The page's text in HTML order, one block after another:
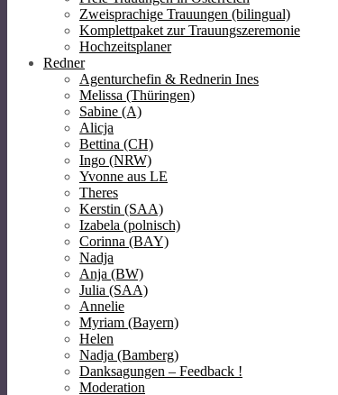
Zweisprachige Trauungen (bilingual)
Komplettpaket zur Trauungszeremonie
Hochzeitsplaner
Redner
Agenturchefin & Rednerin Ines
Melissa (Thüringen)
Sabine (A)
Alicja
Bettina (CH)
Ingo (NRW)
Yvonne aus LE
Theres
Kerstin (SAA)
Izabela (polnisch)
Corinna (BAY)
Nadja
Anja (BW)
Julia (SAA)
Annelie
Myriam (Bayern)
Helen
Nadja (Bamberg)
Danksagungen – Feedback !
Moderation